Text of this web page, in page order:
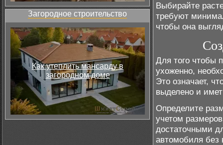
Загородное строительство
Как утеплить мансарду в
загородном доме
Выбирайте
требуют
чтобы она
Для того чтобы
ухоженно,
Это означает,
выделено и
Определите
учетом
достаточными
автомобиля без